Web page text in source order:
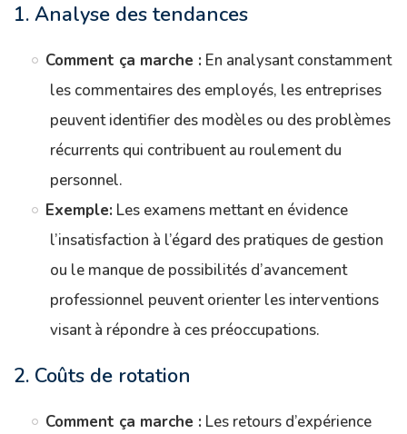
1. Analyse des tendances
Comment ça marche : En analysant constamment
les commentaires des employés, les entreprises
peuvent identifier des modèles ou des problèmes
récurrents qui contribuent au roulement du
personnel.
Exemple: Les examens mettant en évidence
l’insatisfaction à l’égard des pratiques de gestion
ou le manque de possibilités d’avancement
professionnel peuvent orienter les interventions
visant à répondre à ces préoccupations.
2. Coûts de rotation
Comment ça marche : Les retours d’expérience